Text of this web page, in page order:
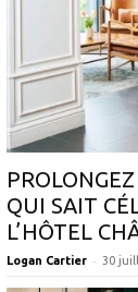
QUI SAIT
L’HÔTEL
Logan Cartier - 30